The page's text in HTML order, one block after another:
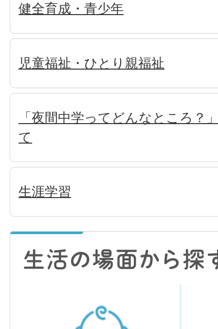
健全育成・青少年
児童福祉・ひとり親福祉
「夜間中学ってどんなところ？
て
生涯学習